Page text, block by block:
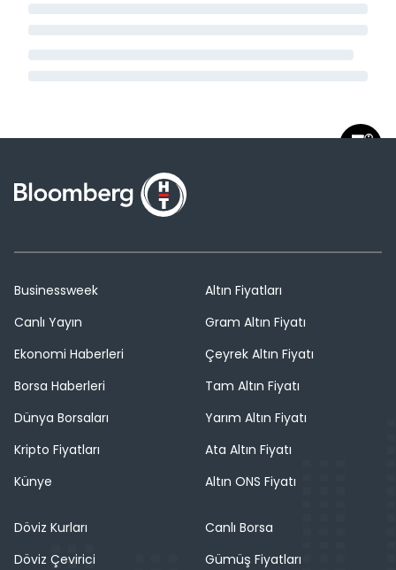
Businessweek
Canlı Yayın
Ekonomi Haberleri
Borsa Haberleri
Dünya Borsaları
Kripto Fiyatları
Künye
Altın Fiyatları
Gram Altın Fiyatı
Çeyrek Altın Fiyatı
Tam Altın Fiyatı
Yarım Altın Fiyatı
Ata Altın Fiyatı
Altın ONS Fiyatı
Döviz Kurları
Döviz Çevirici
Canlı Borsa
Gümüş Fiyatları